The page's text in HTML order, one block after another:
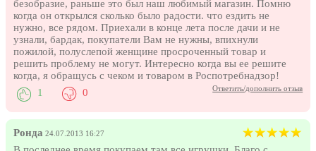
безобразие, раньше это был наш любимый магазин. Помню
когда он открылся сколько было радости. что ездить не
нужно, все рядом. Приехали в конце лета после дачи и не
узнали, бардак, покупатели Вам не нужны, впихнули
пожилой, полуслепой женщине просроченный товар и
решить проблему не могут. Интересно когда вы ее решите
когда, я обращусь с чеком и товаром в Роспотребнадзор!
Ответить/дополнить отзыв
1 0
Ронда 24.07.2013 16:27